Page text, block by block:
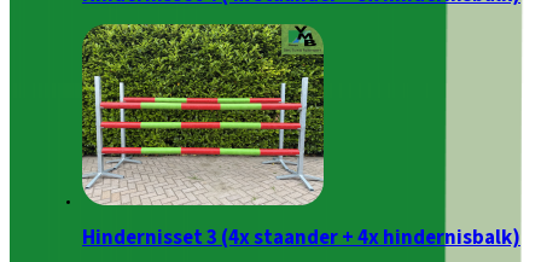
Hindernisset 3 (4x staander + 4x hindernisbalk)